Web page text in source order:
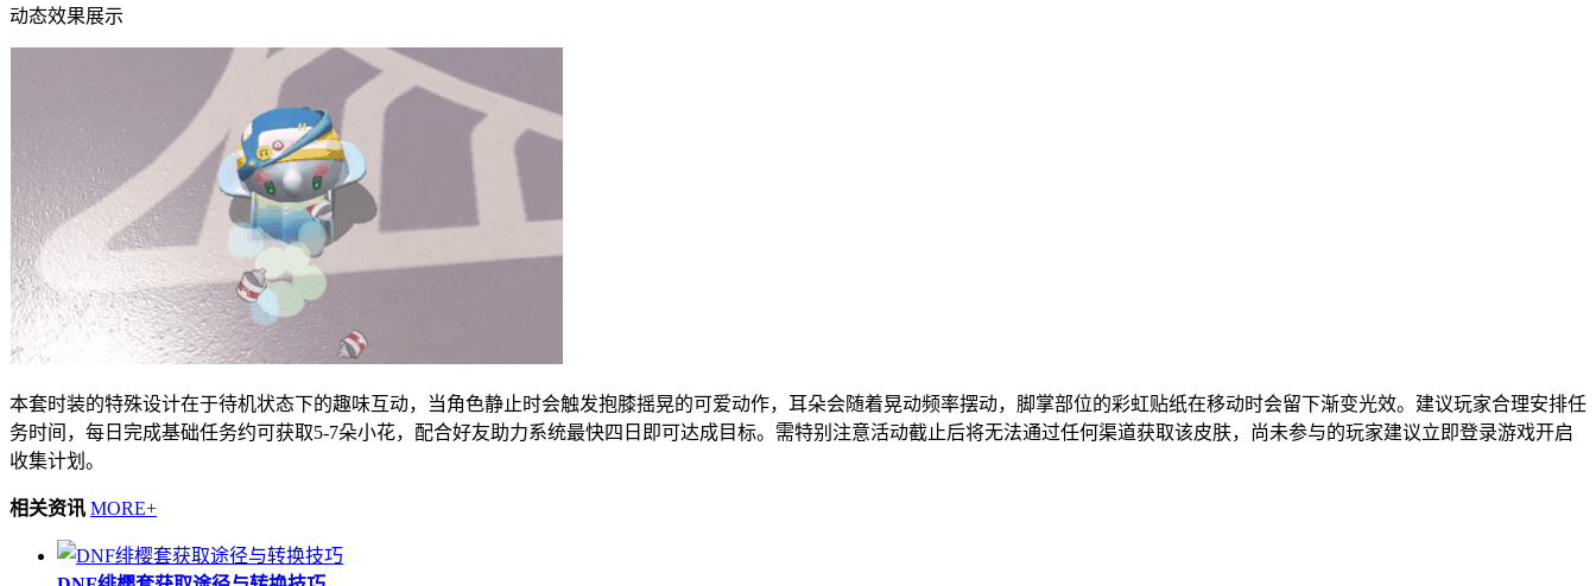
动态效果展示
本套时装的特殊设计在于待机状态下的趣味互动，当角色静止时会触发抱膝摇晃的可爱动作，耳朵会随着晃动频率摆动，脚掌部位的彩虹贴纸在移动时会留下渐变光效。建议玩家合理安排任
务时间，每日完成基础任务约可获取5-7朵小花，配合好友助力系统最快四日即可达成目标。需特别注意活动截止后将无法通过任何渠道获取该皮肤，尚未参与的玩家建议立即登录游戏开启
收集计划。
相关资讯 MORE+